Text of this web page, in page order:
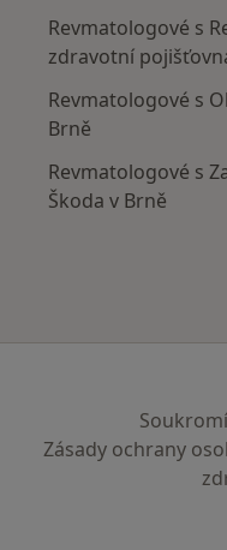
Revmatologové s
zdravotní
Revmatologové s
Brně
Revmatologové s
Škoda v Brně
Zásady ochrany